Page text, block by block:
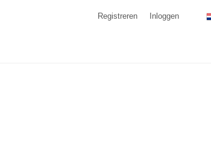
Registreren Inloggen